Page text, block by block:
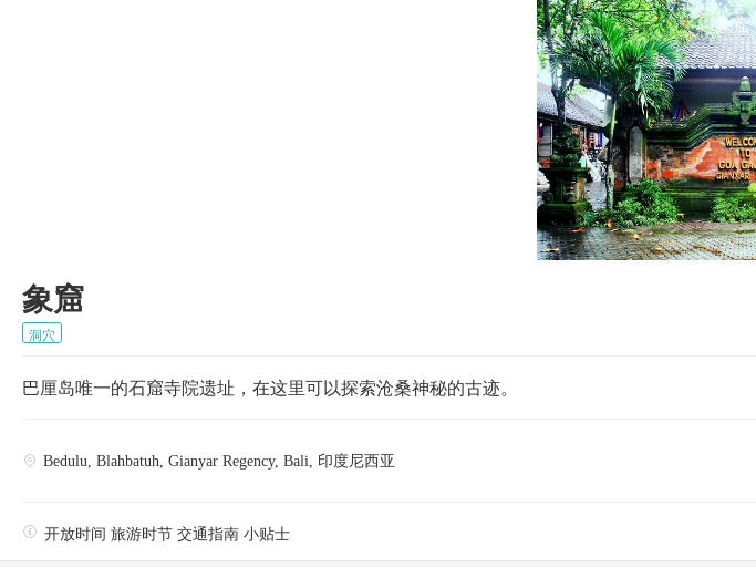
象窟
象窟
洞穴
巴厘岛唯一的石窟寺院遗址，在这里可以探索沧桑神秘的古迹。
 Bedulu, Blahbatuh, Gianyar Regency, Bali, 印度尼西亚
 开放时间 旅游时节 交通指南 小贴士